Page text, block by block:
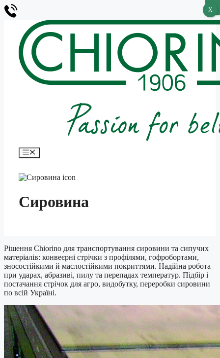
вмісту
Меню
Сировина
Рішення Chiorino для транспортування сировини та сипучих
матеріалів: конвеєрні стрічки з профілями, гофробортами,
зносостійкими й маслостійкими покриттями. Надійна робота
при ударах, абразиві, пилу та перепадах температур. Підбір і
постачання стрічок для агро, видобутку, переробки сировини
по всій Україні.
X
X